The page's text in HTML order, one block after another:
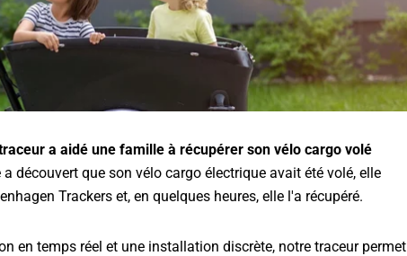
a aidé une famille à récupérer son vélo cargo volé
découvert que son vélo cargo électrique avait été volé, elle
Trackers et, en quelques heures, elle l'a récupéré.
en temps réel et une installation discrète, notre traceur permet